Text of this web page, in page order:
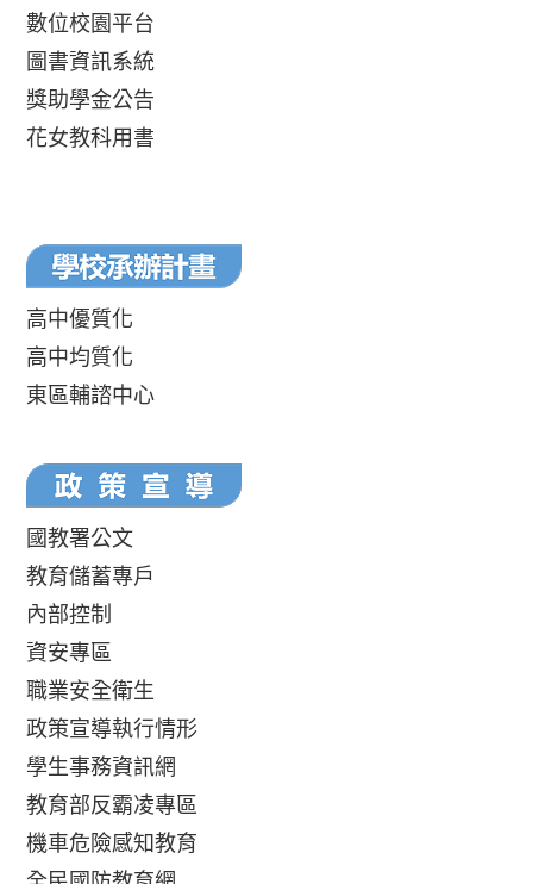
數位校園平台
圖書資訊系統
獎助學金公告
花女教科用書
高中優質化
高中均質化
東區輔諮中心
國教署公文
教育儲蓄專戶
內部控制
資安專區
職業安全衛生
政策宣導執行情形
學生事務資訊網
教育部反霸凌專區
機車危險感知教育